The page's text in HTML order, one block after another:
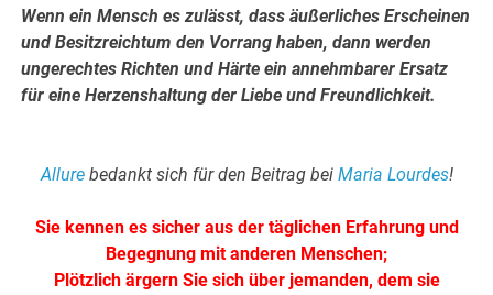
Wenn ein Mensch es zulässt, dass äußerliches Erscheinen
und Besitzreichtum den Vorrang haben, dann werden
ungerechtes Richten und Härte ein annehmbarer Ersatz
für eine Herzenshaltung der Liebe und Freundlichkeit.
Allurebedankt sich für den Beitrag bei Maria Lourdes!
Sie kennen es sicher aus der täglichen Erfahrung und
Begegnung mit anderen Menschen;
Plötzlich ärgern Sie sich über jemanden, dem sie